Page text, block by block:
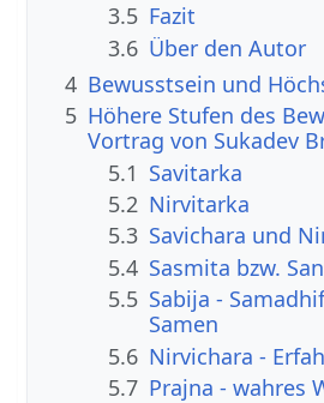
3.5 Fazit
3.6 Über den Autor
4 Bewusstsein und
5 Höhere Stufen des
Vortrag von Sukadev
5.1 Savitarka
5.2 Nirvitarka
5.3 Savichara und
5.4 Sasmita bzw.
5.5 Sabija -
Samen
5.6 Nirvichara -
5.7 Prajna - wahres